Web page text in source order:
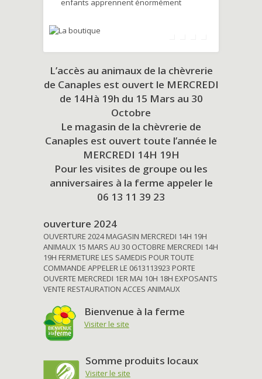
enfants apprennent énormément
L’accès au animaux de la chèvrerie
de Canaples est ouvert le MERCREDI
de 14Hà 19h du 15 Mars au 30
Octobre
Le magasin de la chèvrerie de
Canaples est ouvert toute l’année le
MERCREDI 14H 19H
Pour les visites de groupe ou les
anniversaires à la ferme appeler le
06 13 11 39 23
ouverture 2024
OUVERTURE 2024 MAGASIN MERCREDI 14H 19H
ANIMAUX 15 MARS AU 30 OCTOBRE MERCREDI 14H
19H FERMETURE LES SAMEDIS POUR TOUTE
COMMANDE APPELER LE 0613113923 PORTE
OUVERTE MERCREDI 1ER MAI 10H 18H EXPOSANTS
VENTE RESTAURATION ACCES ANIMAUX
Bienvenue à la ferme
Visiter le site
Somme produits locaux
Visiter le site